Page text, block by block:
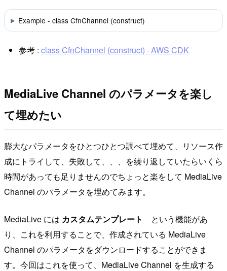
Example - class CfnChannel (construct)
参考 : class CfnChannel (construct) · AWS CDK
MediaLive Channel のパラメータを楽し
て埋めたい
膨大なパラメータをひとつひとつ調べて埋めて、リソース作
成にトライして、失敗して、、、を繰り返していたらいくら
時間があっても足りませんのでちょっと楽をして MediaLive
Channel のパラメータを埋めてみます。
MediaLive には カスタムテンプレート
という機能があ
り、これを利用することで、作成されている MediaLive
Channel のパラメータをダウンロードすることができま
す。今回はこれを使って、MediaLive Channel を生成する